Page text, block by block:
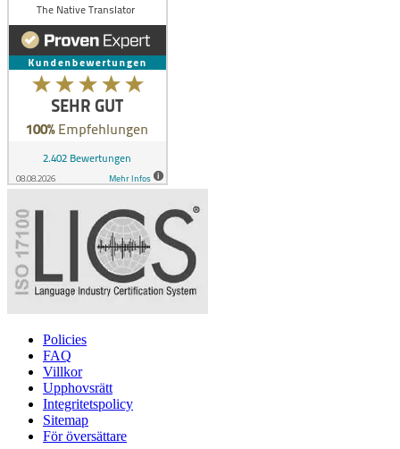
Policies
FAQ
Villkor
Upphovsrätt
Integritetspolicy
Sitemap
För översättare